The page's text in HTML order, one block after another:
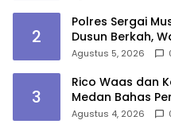
2
Polres Sergai
Dusun Berkah,
Tegas Aparat
Agustus 5, 2026
3
Rico Waas dan
Medan Bahas
Hak Anak dan
Agustus 4, 2026